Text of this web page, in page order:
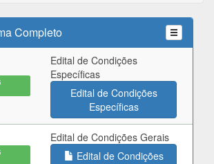
Completo
Edital de Condições
Específicas
Edital de Condições
Específicas
Edital de Condições Gerais
Edital de Condições